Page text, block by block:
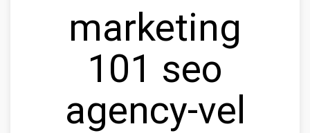
marketing
101 seo
agency-vel